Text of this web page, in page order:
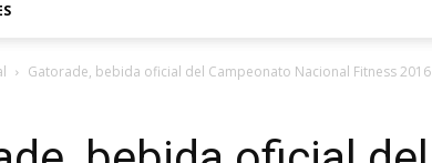
Gatorade, bebida oficial del Campeonato Nacional Fitness 2016